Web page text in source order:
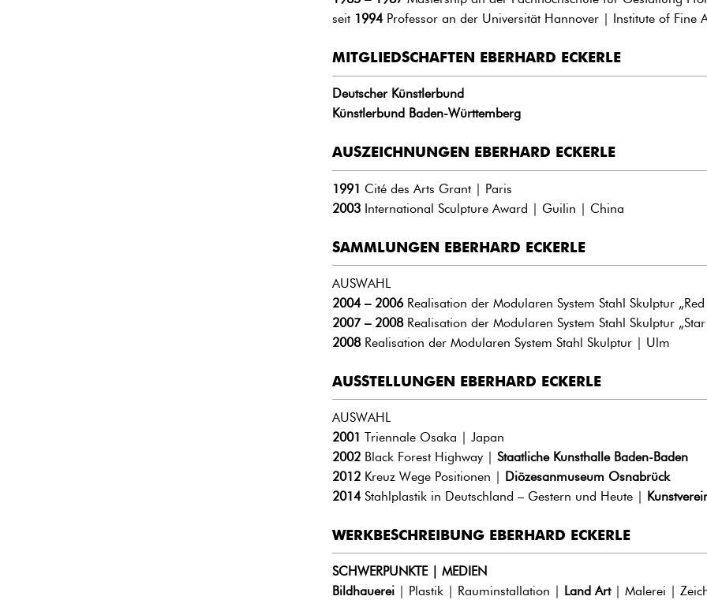
seit 1994 Professor an der Universität Hannover | Institute of Fine
MITGLIEDSCHAFTEN EBERHARD ECKERLE
Deutscher Künstlerbund
Künstlerbund Baden-Württemberg
AUSZEICHNUNGEN EBERHARD ECKERLE
1991 Cité des Arts Grant | Paris
2003 International Sculpture Award | Guilin | China
SAMMLUNGEN EBERHARD ECKERLE
AUSWAHL
2004 – 2006 Realisation der Modularen System Stahl Skulptur
2007 – 2008Realisation der Modularen System Stahl Skulptur
2008Realisation der Modularen System Stahl Skulptur | Ulm
AUSSTELLUNGEN EBERHARD ECKERLE
AUSWAHL
2001 Triennale Osaka | Japan
2002 Black Forest Highway | Staatliche Kunsthalle Baden-Baden
2012 Kreuz Wege Positionen | Diözesanmuseum Osnabrück
2014 Stahlplastik in Deutschland – Gestern und Heute |
WERKBESCHREIBUNG EBERHARD ECKERLE
SCHWERPUNKTE | MEDIEN
Bildhauerei | Plastik | Rauminstallation | Land Art| Malerei |